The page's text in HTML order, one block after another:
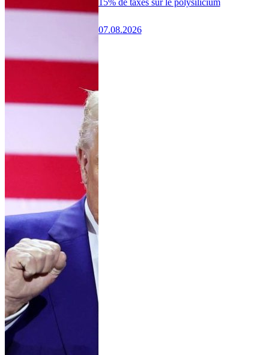
15% de taxes sur le polysilicium
07.08.2026